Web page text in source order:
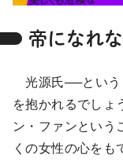
帝になれ
光源氏──という
を抱かれるでしょ
ン・ファンという
くの女性の心をも